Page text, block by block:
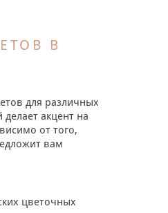
В
для различных
акцент на
от того,
вам
цветочных